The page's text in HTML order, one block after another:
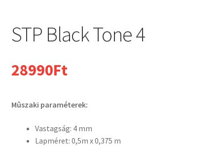
STP Black Tone 4
28990Ft
Mûszaki paraméterek:
Vastagság: 4 mm
Lapméret: 0,5m x 0,375 m